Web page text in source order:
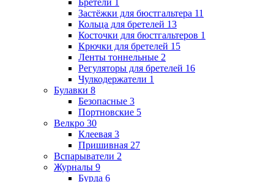
Застёжки для бюстгальтера 11
Кольца для бретелей 13
Косточки для бюстгальтеров 1
Крючки для бретелей 15
Ленты тоннельные 2
Регуляторы для бретелей 16
Чулкодержатели 1
Булавки 8
Безопасные 3
Портновские 5
Велкро 30
Клеевая 3
Пришивная 27
Вспарыватели 2
Журналы 9
Бурда 6